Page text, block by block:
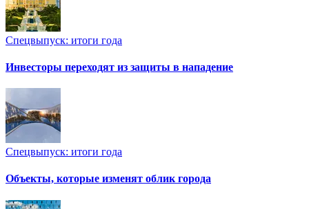
Спецвыпуск: итоги года
Инвесторы переходят из защиты в нападение
Спецвыпуск: итоги года
Объекты, которые изменят облик города